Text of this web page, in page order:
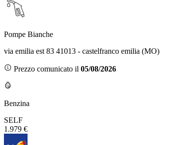
Pompe Bianche
via emilia est 83 41013 - castelfranco emilia (MO)
Prezzo comunicato il 05/08/2026
Benzina
SELF
1.979 €